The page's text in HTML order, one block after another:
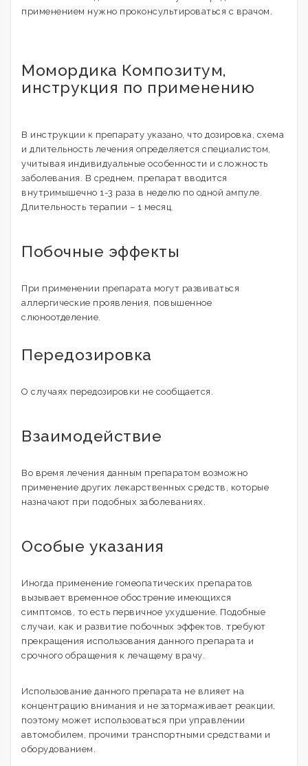
применением нужно проконсультироваться с врачом.
Момордика Композитум,
инструкция по применению
В инструкции к препарату указано, что дозировка, схема
и длительность лечения определяется специалистом,
учитывая индивидуальные особенности и сложность
заболевания. В среднем, препарат вводится
внутримышечно 1-3 раза в неделю по одной ампуле.
Длительность терапии – 1 месяц.
Побочные эффекты
При применении препарата могут развиваться
аллергические проявления, повышенное
слюноотделение.
Передозировка
О случаях передозировки не сообщается.
Взаимодействие
Во время лечения данным препаратом возможно
применение других лекарственных средств, которые
назначают при подобных заболеваниях.
Особые указания
Иногда применение гомеопатических препаратов
вызывает временное обострение имеющихся
симптомов, то есть первичное ухудшение. Подобные
случаи, как и развитие побочных эффектов, требуют
прекращения использования данного препарата и
срочного обращения к лечащему врачу.
Использование данного препарата не влияет на
концентрацию внимания и не затормаживает реакции,
поэтому может использоваться при управлении
автомобилем, прочими транспортными средствами и
оборудованием.